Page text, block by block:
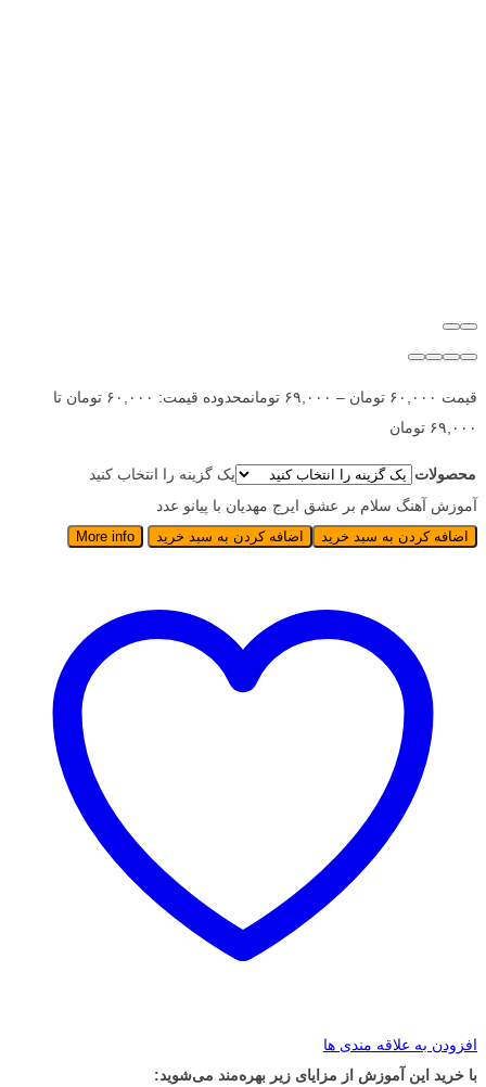
قیمت ۶۰,۰۰۰ تومان – ۶۹,۰۰۰ تومان
محدوده قیمت: ۶۰,۰۰۰ تومان تا
۶۹,۰۰۰ تومان
محصولات
یک گزینه را انتخاب کنید
آموزش آهنگ سلام بر عشق ایرج مهدیان با پیانو عدد
اضافه کردن به سبد خرید اضافه کردن به سبد خرید More info
افزودن به علاقه مندی ها
با خرید این آموزش از مزایای زیر بهره‌مند می‌شوید: